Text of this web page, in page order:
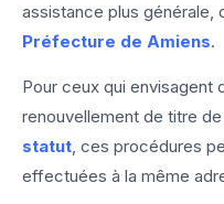
assistance plus générale,
Préfecture de Amiens.
Pour ceux qui envisagent
renouvellement de titre
statut, ces procédures
effectuées à la même